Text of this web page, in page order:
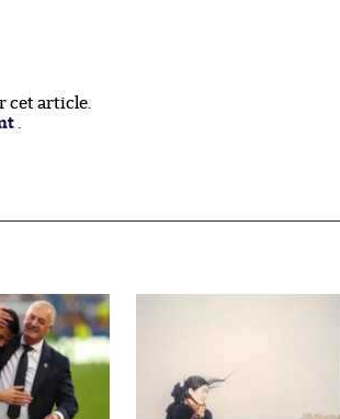
cet article.
.